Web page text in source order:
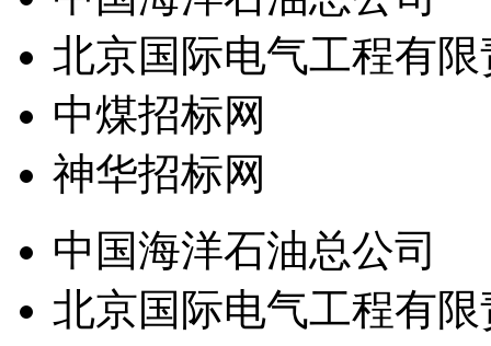
北京国际电气工程有
中煤招标网
神华招标网
中国海洋石油总公司
北京国际电气工程有